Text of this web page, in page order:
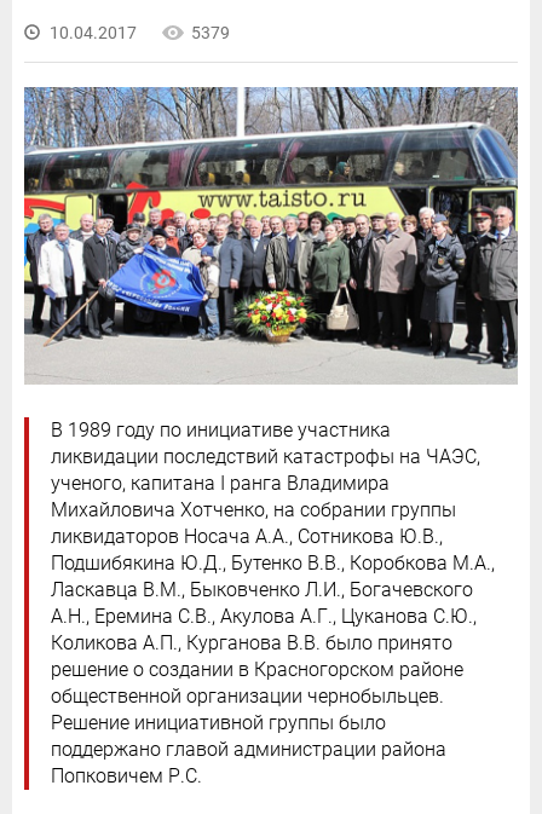
10.04.2017 5379
В 1989 году по инициативе участника
ликвидации последствий катастрофы на ЧАЭС,
ученого, капитана I ранга Владимира
Михайловича Хотченко, на собрании группы
ликвидаторов Носача А.А., Сотникова Ю.В.,
Подшибякина Ю.Д., Бутенко В.В., Коробкова М.А.,
Ласкавца В.М., Быковченко Л.И., Богачевского
А.Н., Еремина С.В., Акулова А.Г., Цуканова С.Ю.,
Коликова А.П., Курганова В.В. было принято
решение о создании в Красногорском районе
общественной организации чернобыльцев.
Решение инициативной группы было
поддержано главой администрации района
Попковичем Р.С.